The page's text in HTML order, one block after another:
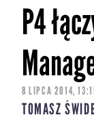
P4
8 LIPCA 2014,
TOMASZ